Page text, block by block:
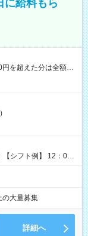
給料もら
いOK！
お仕事後はコンビニ
の大量募集
詳細へ